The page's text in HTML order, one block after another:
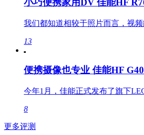
小巧便携家用DV 佳能HF
我们都知道相较于照片而言，视
13
便携摄像也专业 佳能HF
今年1月，佳能正式发布了旗下
8
更多评测